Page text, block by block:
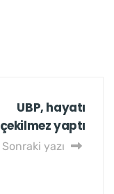
UBP, hayatı
çekilmez yaptı
Sonraki yazı